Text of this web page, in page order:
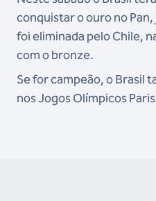
conquistar o ouro no Pan,
foi eliminada pelo Chile,
com o bronze.
Se for campeão, o Brasil
nos Jogos Olímpicos